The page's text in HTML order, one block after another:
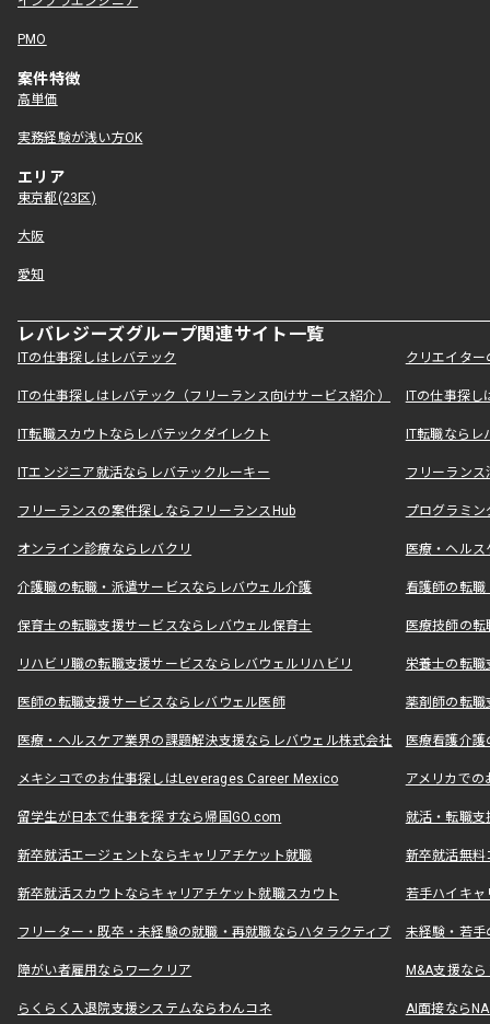
PMO
案件特徴
高単価
実務経験が浅い方OK
エリア
東京都(23区)
大阪
愛知
レバレジーズグループ関連サイト一覧
ITの仕事探しはレバテック クリエイタ
ITの仕事探しはレバテック（フリーランス向けサービス紹介） ITの仕事探
IT転職スカウトならレバテックダイレクト IT転職なら
ITエンジニア就活ならレバテックルーキー フリーラン
フリーランスの案件探しならフリーランスHub プログラミ
オンライン診療ならレバクリ 医療・ヘル
介護職の転職・派遣サービスならレバウェル介護 看護師の転
保育士の転職支援サービスならレバウェル保育士 医療技師の
リハビリ職の転職支援サービスならレバウェルリハビリ 栄養士の転
医師の転職支援サービスならレバウェル医師 薬剤師の転
医療・ヘルスケア業界の課題解決支援ならレバウェル株式会社 医療看護介
メキシコでのお仕事探しはLeverages Career Mexico アメリカで
留学生が日本で仕事を探すなら帰国GO.com 就活・転職
新卒就活エージェントならキャリアチケット就職 新卒就活無料
新卒就活スカウトならキャリアチケット就職スカウト 若手ハイキ
フリーター・既卒・未経験の就職・再就職ならハタラクティブ 未経験・若手
障がい者雇用ならワークリア M&A支援な
らくらく入退院支援システムならわんコネ AI面接なら